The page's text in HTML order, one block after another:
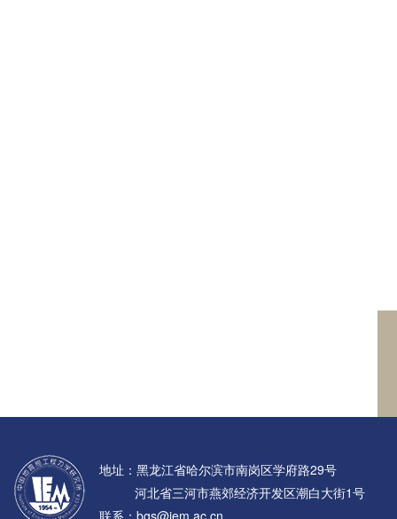
地址：黑龙江省哈尔滨市南岗区学府路29号
河北省三河市燕郊经济开发区潮白大街1号
联系：bgs@iem.ac.cn